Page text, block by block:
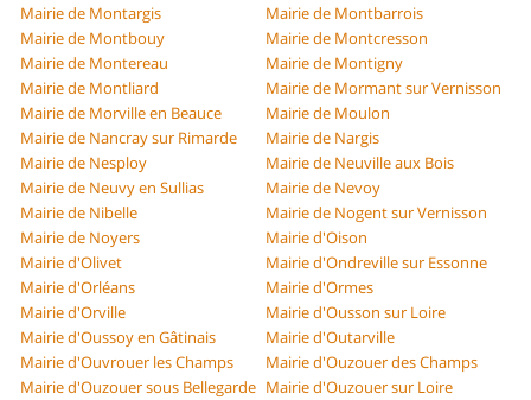
Mairie de Montargis
Mairie de Montbarrois
Mairie de Montbouy
Mairie de Montcresson
Mairie de Montereau
Mairie de Montigny
Mairie de Montliard
Mairie de Mormant sur Vernisson
Mairie de Morville en Beauce
Mairie de Moulon
Mairie de Nancray sur Rimarde
Mairie de Nargis
Mairie de Nesploy
Mairie de Neuville aux Bois
Mairie de Neuvy en Sullias
Mairie de Nevoy
Mairie de Nibelle
Mairie de Nogent sur Vernisson
Mairie de Noyers
Mairie d'Oison
Mairie d'Olivet
Mairie d'Ondreville sur Essonne
Mairie d'Orléans
Mairie d'Ormes
Mairie d'Orville
Mairie d'Ousson sur Loire
Mairie d'Oussoy en Gâtinais
Mairie d'Outarville
Mairie d'Ouvrouer les Champs
Mairie d'Ouzouer des Champs
Mairie d'Ouzouer sous Bellegarde Mairie d'Ouzouer sur Loire